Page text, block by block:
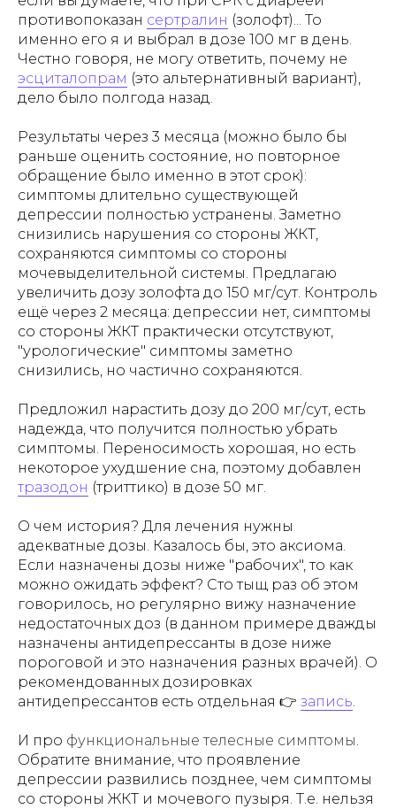
противопоказан сертралин (золофт)... То
именно его я и выбрал в дозе 100 мг в день.
Честно говоря, не могу ответить, почему не
эсциталопрам (это альтернативный вариант),
дело было полгода назад.
Результаты через 3 месяца (можно было бы
раньше оценить состояние, но повторное
обращение было именно в этот срок):
симптомы длительно существующей
депрессии полностью устранены. Заметно
снизились нарушения со стороны ЖКТ,
сохраняются симптомы со стороны
мочевыделительной системы. Предлагаю
увеличить дозу золофта до 150 мг/сут. Контроль
ещё через 2 месяца: депрессии нет, симптомы
со стороны ЖКТ практически отсутствуют,
"урологические" симптомы заметно
снизились, но частично сохраняются.
Предложил нарастить дозу до 200 мг/сут, есть
надежда, что получится полностью убрать
симптомы. Переносимость хорошая, но есть
некоторое ухудшение сна, поэтому добавлен
тразодон (триттико) в дозе 50 мг.
О чем история? Для лечения нужны
адекватные дозы. Казалось бы, это аксиома.
Если назначены дозы ниже "рабочих", то как
можно ожидать эффект? Сто тыщ раз об этом
говорилось, но регулярно вижу назначение
недостаточных доз (в данном примере дважды
назначены антидепрессанты в дозе ниже
пороговой и это назначения разных врачей). О
рекомендованных дозировках
антидепрессантов есть отдельная 👉 запись.
И про функциональные телесные симптомы.
Обратите внимание, что проявление
депрессии развились позднее, чем симптомы
со стороны ЖКТ и мочевого пузыря. Т.е. нельзя